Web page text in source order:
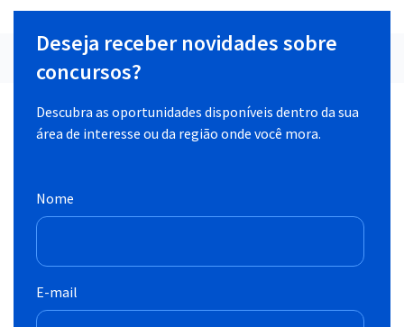
Deseja receber novidades sobre
concursos?
Descubra as oportunidades disponíveis dentro da sua
área de interesse ou da região onde você mora.
Nome
E-mail